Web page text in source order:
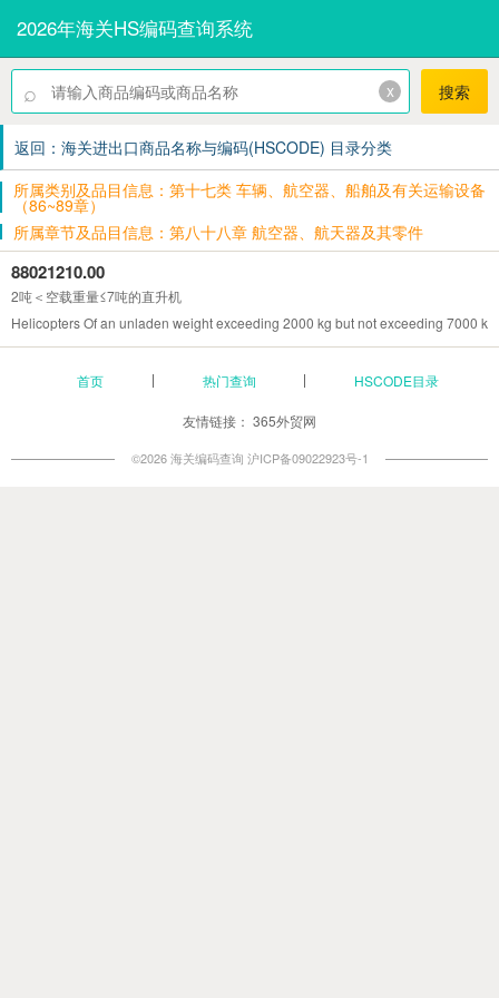
2026年海关HS编码查询系统
⌕ x 搜索
返回：海关进出口商品名称与编码(HSCODE) 目录分类
所属类别及品目信息：第十七类 车辆、航空器、船舶及有关运输设备
（86~89章）
所属章节及品目信息：第八十八章 航空器、航天器及其零件
88021210.00
2吨＜空载重量≤7吨的直升机
Helicopters Of an unladen weight exceeding 2000 kg but not exceeding 7000 kg
首页 热门查询 HSCODE目录
友情链接： 365外贸网
©2026 海关编码查询 沪ICP备09022923号-1